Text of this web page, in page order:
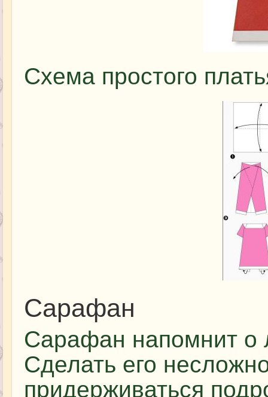
Схема простого
Сарафан
Сарафан напомнит о
Сделать его
придерживаться